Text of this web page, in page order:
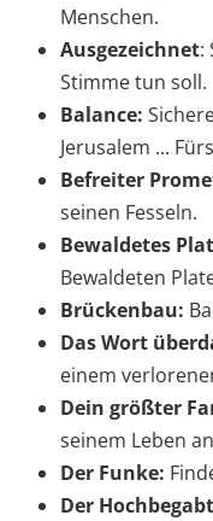
Menschen.
Ausgezeichnet:
Stimme tun soll.
Balance:
Jerusalem ...
Befreiter
seinen Fesseln.
Bewaldetes
Bewaldeten
Brückenbau:
Das Wort
einem
Dein größter
seinem Leben
Der Funke:
Der